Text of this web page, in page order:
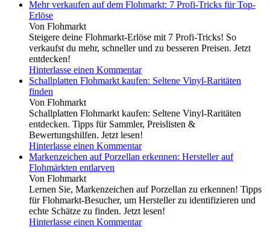
Mehr verkaufen auf dem Flohmarkt: 7 Profi-Tricks für Top-
Erlöse
Von Flohmarkt
Steigere deine Flohmarkt-Erlöse mit 7 Profi-Tricks! So
verkaufst du mehr, schneller und zu besseren Preisen. Jetzt
entdecken!
Hinterlasse einen Kommentar
Schallplatten Flohmarkt kaufen: Seltene Vinyl-Raritäten
finden
Von Flohmarkt
Schallplatten Flohmarkt kaufen: Seltene Vinyl-Raritäten
entdecken. Tipps für Sammler, Preislisten &
Bewertungshilfen. Jetzt lesen!
Hinterlasse einen Kommentar
Markenzeichen auf Porzellan erkennen: Hersteller auf
Flohmärkten entlarven
Von Flohmarkt
Lernen Sie, Markenzeichen auf Porzellan zu erkennen! Tipps
für Flohmarkt-Besucher, um Hersteller zu identifizieren und
echte Schätze zu finden. Jetzt lesen!
Hinterlasse einen Kommentar